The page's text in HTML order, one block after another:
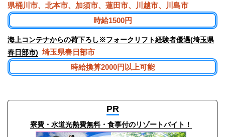
県桶川市、北本市、加須市、蓮田市、川越市、川島市
時給1500円
海上コンテナからの荷下ろし※フォークリフト経験者優遇(埼玉県
春日部市) 埼玉県春日部市
時給換算2000円以上可能
PR
寮費・水道光熱費無料・食事付のリゾートバイト！